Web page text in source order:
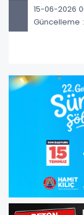
15-06-2026
Güncelleme